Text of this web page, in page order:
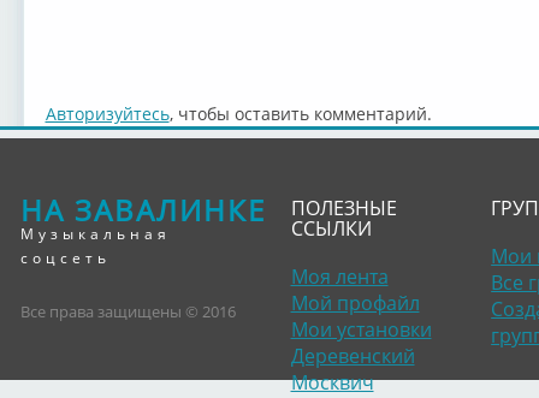
Авторизуйтесь, чтобы оставить комментарий.
НА ЗАВАЛИНКЕ
Музыкальная
соцсеть
Все права защищены © 2016
ПОЛЕЗНЫЕ
ССЫЛКИ
Моя лента
Мой профайл
Мои установки
Деревенский
Москвич
Мои
Все